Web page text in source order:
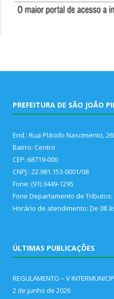
PREFEITURA DE SÃO JOÃO
End.: Rua Plácido Nascimento,
Bairro: Centro
CEP: 68719-000
CNPJ : 22.981.153-0001/08
Fone: (91) 3449-1295
Fone Departamento de Tributos:
Horário de atendimento: De 08
ÚLTIMAS PUBLICAÇÕES
REGULAMENTO – V
2 de junho de 2026